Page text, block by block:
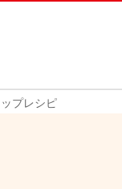
プレシピ